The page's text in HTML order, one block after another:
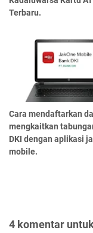
Terbaru.
Cara mendaftarkan
mengkaitkan
DKI dengan aplikasi
mobile.
4 komentar